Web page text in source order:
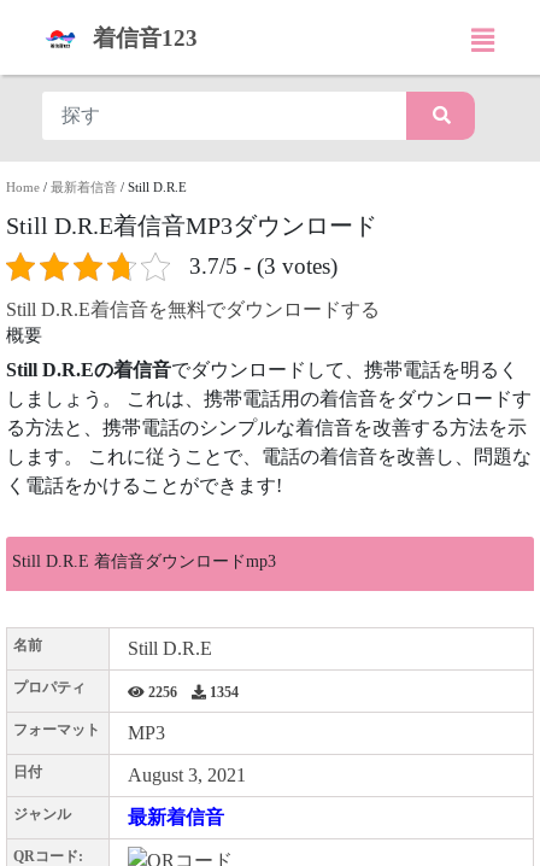
着信音123
Home / 最新着信音 / Still D.R.E
Still D.R.E着信音MP3ダウンロード
3.7/5 - (3 votes)
Still D.R.E着信音を無料でダウンロードする
概要
Still D.R.Eの着信音でダウンロードして、携帯電話を明るく
しましょう。 これは、携帯電話用の着信音をダウンロードす
る方法と、携帯電話のシンプルな着信音を改善する方法を示
します。 これに従うことで、電話の着信音を改善し、問題な
く電話をかけることができます!
Still D.R.E 着信音ダウンロードmp3
名前 Still D.R.E
プロパティ 2256 1354
フォーマット MP3
日付 August 3, 2021
ジャンル 最新着信音
QRコード: